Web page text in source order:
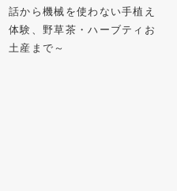
話から機械を使わない手植え
体験、野草茶・ハーブティお
土産まで～